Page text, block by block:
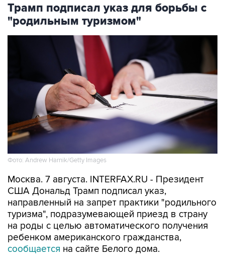
Трамп подписал указ для борьбы с
"родильным туризмом"
Фото: Andrew Harnik/Getty Images
Москва. 7 августа. INTERFAX.RU - Президент
США Дональд Трамп подписал указ,
направленный на запрет практики "родильного
туризма", подразумевающей приезд в страну
на роды с целью автоматического получения
ребенком американского гражданства,
сообщается на сайте Белого дома.